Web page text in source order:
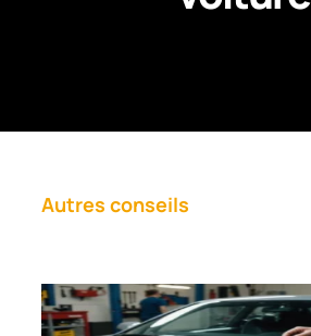
Autres conseils